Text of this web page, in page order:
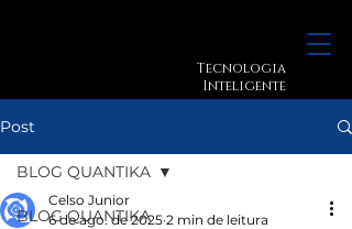
Tecnologia
Inteligente
Post
BLOG QUANTIKA
BLOG QUANTIKA
Celso Junior
6 de ago. de 2025 2 min de leitura